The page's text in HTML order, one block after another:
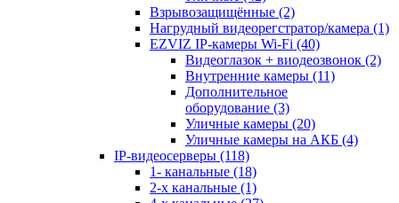
Взрывозащищённые (2)
Нагрудный видеорегстратор/камера (1)
EZVIZ IP-камеры Wi-Fi (40)
Видеоглазок + виодеозвонок (2)
Внутренние камеры (11)
Дополнительное
оборудование (3)
Уличные камеры (20)
Уличные камеры на АКБ (4)
IP-видеосерверы (118)
1- канальные (18)
2-х канальные (1)